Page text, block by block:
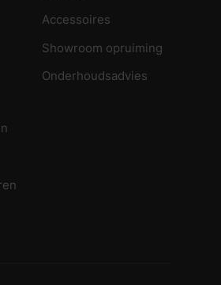
Accessoires
Showroom opruiming
Onderhoudsadvies